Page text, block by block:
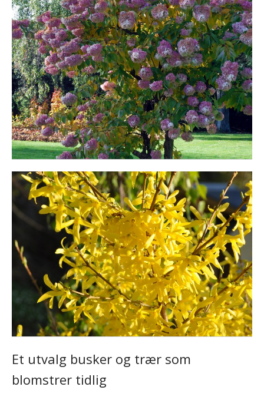
Et utvalg busker og trær som
blomstrer tidlig